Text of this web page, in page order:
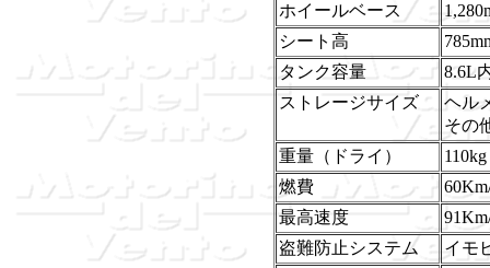
ホイールベース
シート高
タンク容量
8.6L
ストレージサイズ
ヘル
その
重量（ドライ）
110kg
燃費
最高速度
盗難防止システム
イモ